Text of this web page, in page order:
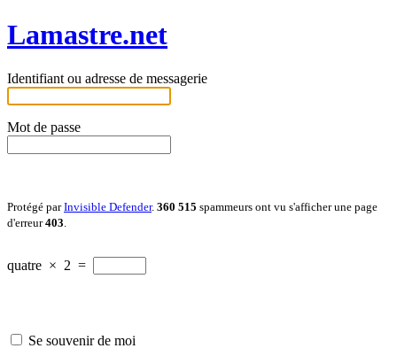
Lamastre.net
Identifiant ou adresse de messagerie
Mot de passe
Protégé parInvisible Defender. 360 515 spammeurs ont vu s'afficher une page
d'erreur403
quatre × 2 =
Se souvenir de moi